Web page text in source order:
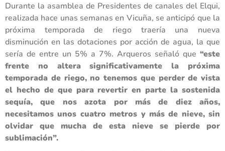
Durante la asamblea de Presidentes de canales del Elqui,
realizada hace unas semanas en Vicuña, se anticipó que la
próxima temporada de riego traería una nueva
disminución en las dotaciones por acción de agua, la que
sería de entre un 5% a 7%. Arqueros señaló que “este
frente no altera significativamente la próxima
temporada de riego, no tenemos que perder de vista
el hecho de que para revertir en parte la sostenida
sequía, que nos azota por más de diez años,
necesitamos unos cuatro metros y más de nieve, sin
olvidar que mucha de esta nieve se pierde por
sublimación”.